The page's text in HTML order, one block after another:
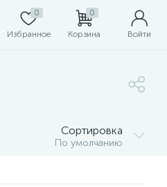
0
Избранное
0
Корзина Войти
Сортировка
По умолчанию